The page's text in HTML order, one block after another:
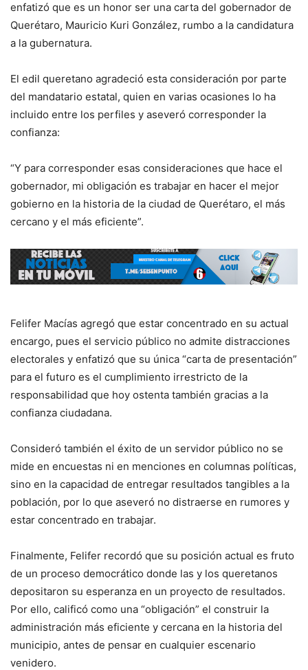
enfatizó que es un honor ser una carta del gobernador de
Querétaro, Mauricio Kuri González, rumbo a la candidatura
a la gubernatura.
El edil queretano agradeció esta consideración por parte
del mandatario estatal, quien en varias ocasiones lo ha
incluido entre los perfiles y aseveró corresponder la
confianza:
“Y para corresponder esas consideraciones que hace el
gobernador, mi obligación es trabajar en hacer el mejor
gobierno en la historia de la ciudad de Querétaro, el más
cercano y el más eficiente”.
Felifer Macías agregó que estar concentrado en su actual
encargo, pues el servicio público no admite distracciones
electorales y enfatizó que su única “carta de presentación”
para el futuro es el cumplimiento irrestricto de la
responsabilidad que hoy ostenta también gracias a la
confianza ciudadana.
Consideró también el éxito de un servidor público no se
mide en encuestas ni en menciones en columnas políticas,
sino en la capacidad de entregar resultados tangibles a la
población, por lo que aseveró no distraerse en rumores y
estar concentrado en trabajar.
Finalmente, Felifer recordó que su posición actual es fruto
de un proceso democrático donde las y los queretanos
depositaron su esperanza en un proyecto de resultados.
Por ello, calificó como una “obligación” el construir la
administración más eficiente y cercana en la historia del
municipio, antes de pensar en cualquier escenario
venidero.